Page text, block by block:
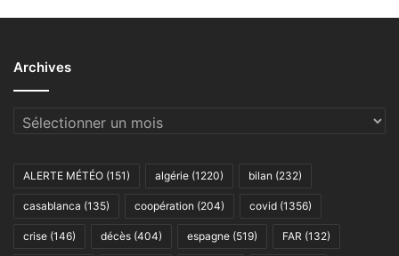
Archives
Archives
ALERTE MÉTÉO (151) algérie (1220) bilan (232)
casablanca (135) coopération (204) covid (1356)
crise (146) décès (404) espagne (519) FAR (132)